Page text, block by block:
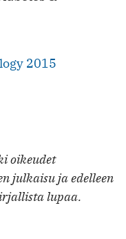
2015
oikeudet
julkaisu ja edelleen
lupaa.